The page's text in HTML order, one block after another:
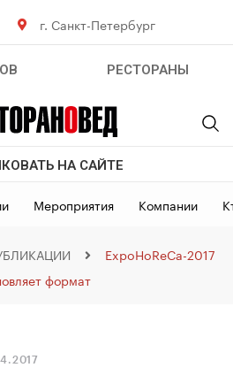
г. Санкт-Петербург
РЕСТОРАНЫ
НА САЙТЕ
Мероприятия Компании
ExpoHoReCa-2017
формат